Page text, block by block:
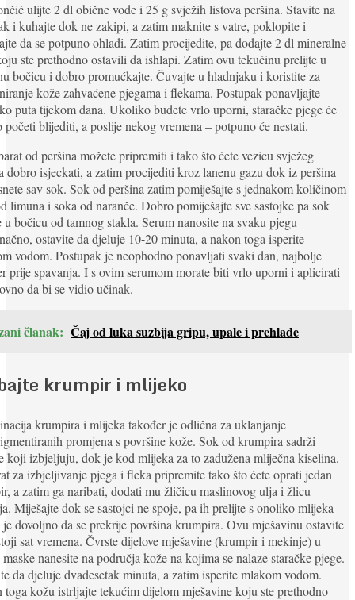
ulijte 2 dl obične vode i 25 g svježih listova peršina. Stavite na
i kuhajte dok ne zakipi, a zatim maknite s vatre, poklopite i
da se potpuno ohladi. Zatim procijedite, pa dodajte 2 dl mineralne
ste prethodno ostavili da ishlapi. Zatim ovu tekućinu prelijte u
bočicu i dobro promućkajte. Čuvajte u hladnjaku i koristite za
kože zahvaćene pjegama i flekama. Postupak ponavljajte
puta tijekom dana. Ukoliko budete vrlo uporni, staračke pjege će
početi blijediti, a poslije nekog vremena – potpuno će nestati.
od peršina možete pripremiti i tako što ćete vezicu svježeg
dobro isjeckati, a zatim procijediti kroz lanenu gazu dok iz peršina
sav sok. Sok od peršina zatim pomiješajte s jednakom količinom
limuna i soka od naranče. Dobro pomiješajte sve sastojke pa sok
u bočicu od tamnog stakla. Serum nanosite na svaku pjegu
ostavite da djeluje 10-20 minuta, a nakon toga isperite
vodom. Postupak je neophodno ponavljati svaki dan, najbolje
prije spavanja. I s ovim serumom morate biti vrlo uporni i aplicirati
da bi se vidio učinak.
članak: Čaj od luka suzbija gripu, upale i prehlade
krumpir i mlijeko
krumpira i mlijeka također je odlična za uklanjanje
promjena s površine kože. Sok od krumpira sadrži
koji izbjeljuju, dok je kod mlijeka za to zadužena mliječna kiselina.
za izbjeljivanje pjega i fleka pripremite tako što ćete oprati jedan
a zatim ga naribati, dodati mu žličicu maslinovog ulja i žlicu
Miješajte dok se sastojci ne spoje, pa ih prelijte s onoliko mlijeka
dovoljno da se prekrije površina krumpira. Ovu mješavinu ostavite
sat vremena. Čvrste dijelove mješavine (krumpir i mekinje) u
nanesite na područja kože na kojima se nalaze staračke pjege.
da djeluje dvadesetak minuta, a zatim isperite mlakom vodom.
toga kožu istrljajte tekućim dijelom mješavine koju ste prethodno